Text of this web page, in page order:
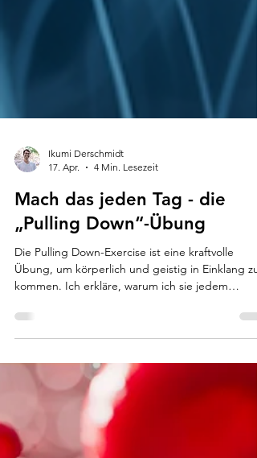
17. Apr.
4 Min. Lesezeit
Mach das jeden Tag - die
„Pulling Down“-Übung
Die Pulling Down-Exercise ist eine kraftvolle
kommen. Ich erkläre, warum ich sie jedem
empfehle und wie sie geht.